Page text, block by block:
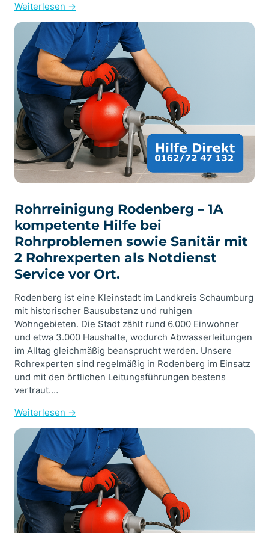
Weiterlesen →
Rohrreinigung Rodenberg – 1A
kompetente Hilfe bei
Rohrproblemen sowie Sanitär mit
2 Rohrexperten als Notdienst
Service vor Ort.
Rodenberg ist eine Kleinstadt im Landkreis Schaumburg
mit historischer Bausubstanz und ruhigen
Wohngebieten. Die Stadt zählt rund 6.000 Einwohner
und etwa 3.000 Haushalte, wodurch Abwasserleitungen
im Alltag gleichmäßig beansprucht werden. Unsere
Rohrexperten sind regelmäßig in Rodenberg im Einsatz
und mit den örtlichen Leitungsführungen bestens
vertraut.…
Weiterlesen →